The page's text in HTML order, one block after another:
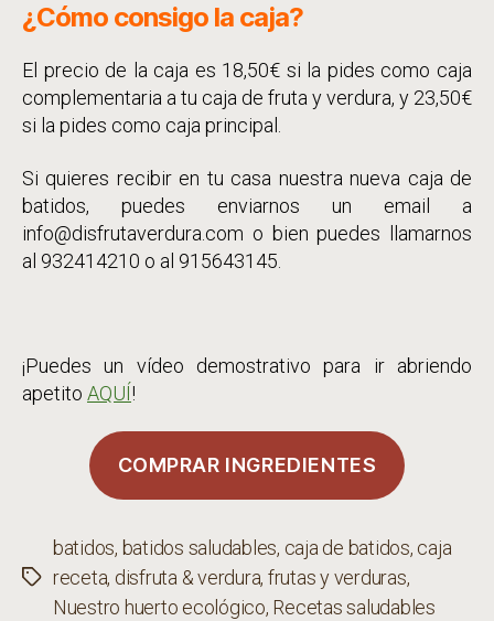
¿Cómo consigo la caja?
El precio de la caja es 18,50€ si la pides como caja
complementaria a tu caja de fruta y verdura, y 23,50€
si la pides como caja principal.
Si quieres recibir en tu casa nuestra nueva caja de
batidos, puedes enviarnos un email a
info@disfrutaverdura.com o bien puedes llamarnos
al 932414210 o al 915643145.
¡Puedes un vídeo demostrativo para ir abriendo
apetito AQUÍ!
COMPRAR INGREDIENTES
Etiquetas
batidos, batidos saludables, caja de batidos, caja
receta, disfruta & verdura, frutas y verduras,
Nuestro huerto ecológico, Recetas saludables